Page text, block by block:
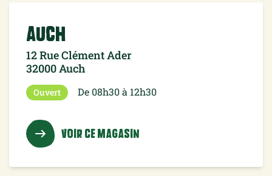
Auch
12 Rue Clément Ader
32000 Auch
Ouvert De 08h30 à 12h30
VOIR CE MAGASIN